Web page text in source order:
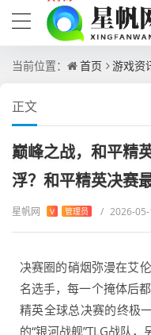
当前位置： 首页 游戏资
正文
巅峰之战，和平精
浮？和平精英决赛
星帆网 V 管理员 / 2026-
决赛圈的硝烟弥漫在艾
名选手，每一个掩体后
精英全球总决赛的终极
的“银河战舰”TLG战队